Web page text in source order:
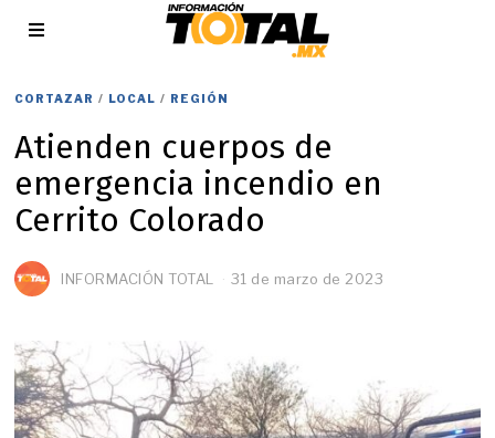
CORTAZAR / LOCAL / REGIÓN
Atienden cuerpos de
emergencia incendio en
Cerrito Colorado
INFORMACIÓN TOTAL 31 de marzo de 2023